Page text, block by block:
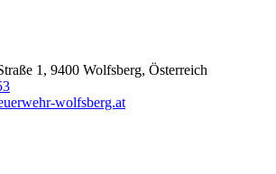
1, 9400 Wolfsberg, Österreich
wolfsberg.at